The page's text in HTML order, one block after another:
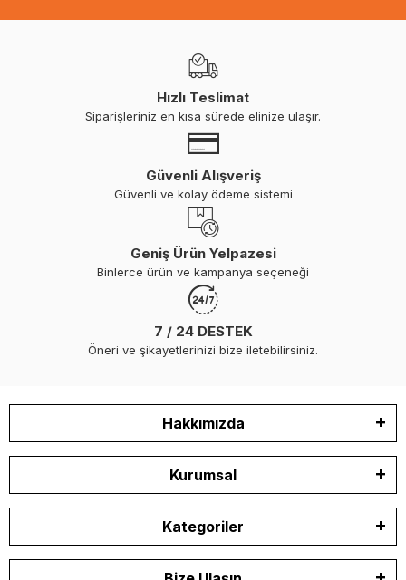
Hızlı Teslimat
Siparişleriniz en kısa sürede elinize ulaşır.
Güvenli Alışveriş
Güvenli ve kolay ödeme sistemi
Geniş Ürün Yelpazesi
Binlerce ürün ve kampanya seçeneği
7 / 24 DESTEK
Öneri ve şikayetlerinizi bize iletebilirsiniz.
Hakkımızda
Kurumsal
Kategoriler